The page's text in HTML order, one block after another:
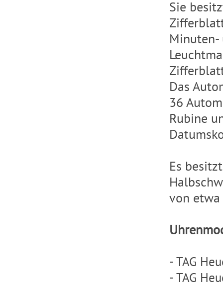
Sie
Minuten-
Das
36
Rubine
Es
von
-TAG
-TAG